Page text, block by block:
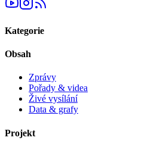
Kategorie
Obsah
Zprávy
Pořady & videa
Živé vysílání
Data & grafy
Projekt